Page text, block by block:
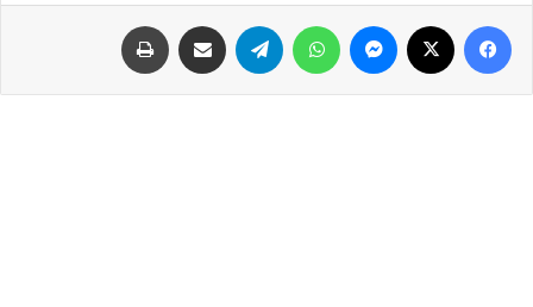
فيسبوك ماسنجر واتساب تيلقرام مشاركة عبر البريد